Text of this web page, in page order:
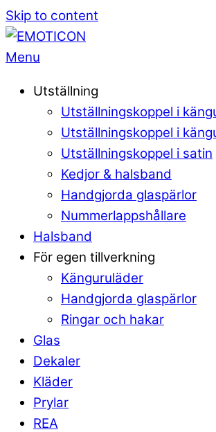
Skip to content
Menu
Utställning
Utställningskoppel i
Utställningskoppel i
Utställningskoppel i satin
Kedjor & halsband
Handgjorda glaspärlor
Nummerlappshållare
Halsband
För egen tillverkning
Känguruläder
Handgjorda glaspärlor
Ringar och hakar
Glas
Dekaler
Kläder
Prylar
REA